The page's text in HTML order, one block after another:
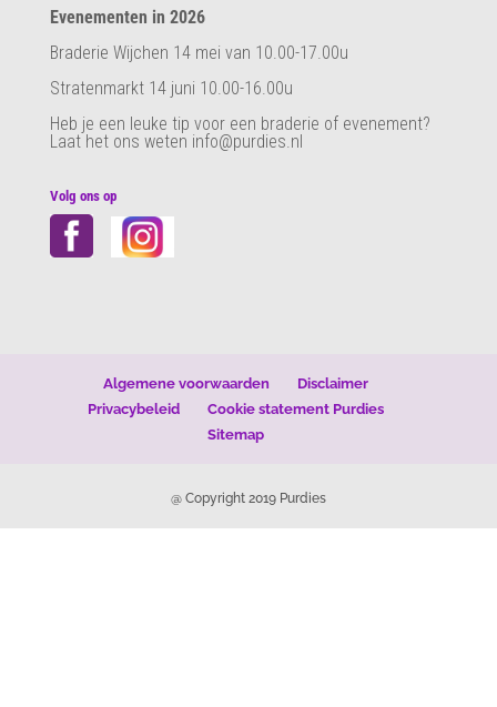
Evenementen in 2026
Braderie Wijchen 14 mei van 10.00-17.00u
Stratenmarkt 14 juni 10.00-16.00u
Heb je een leuke tip voor een braderie of evenement?
Laat het ons weten info@purdies.nl
Volg ons op
Algemene voorwaarden
Disclaimer
Privacybeleid
Cookie statement Purdies
Sitemap
@ Copyright 2019 Purdies